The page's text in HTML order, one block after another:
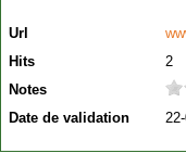
Url
Hits
2
Notes
Date de validation